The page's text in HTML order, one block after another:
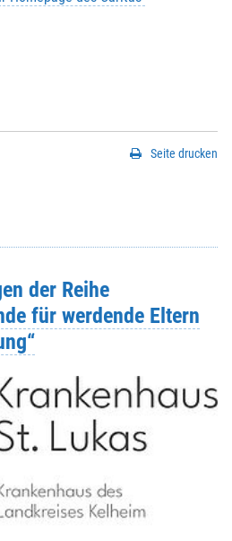
Seite drucken
der Reihe
für werdende Eltern